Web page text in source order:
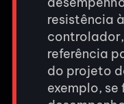
resistência
referência
do projeto
exemplo,